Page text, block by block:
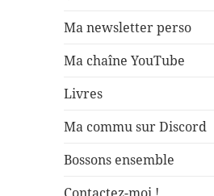
Ma newsletter perso
Ma chaîne YouTube
Livres
Ma commu sur Discord
Bossons ensemble